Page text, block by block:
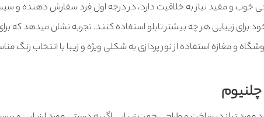
خوب و مفید نیاز به خلاقیت دارد، در درجه اول فرد سفارش دهنده و
برای زیبایی هر چه بیشتر تابلو استفاده کنند. تجربه نشان میدهد که
و مغازه استفاده از نور پردازی به شکلی ویژه و زیبا با انتخاب رنگ